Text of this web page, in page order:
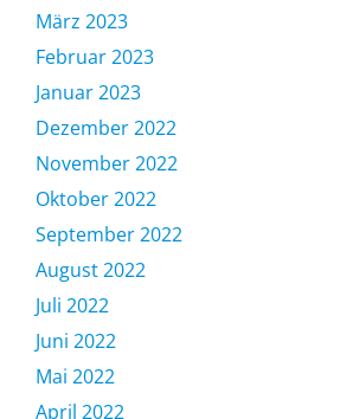
März 2023
Februar 2023
Januar 2023
Dezember 2022
November 2022
Oktober 2022
September 2022
August 2022
Juli 2022
Juni 2022
Mai 2022
April 2022